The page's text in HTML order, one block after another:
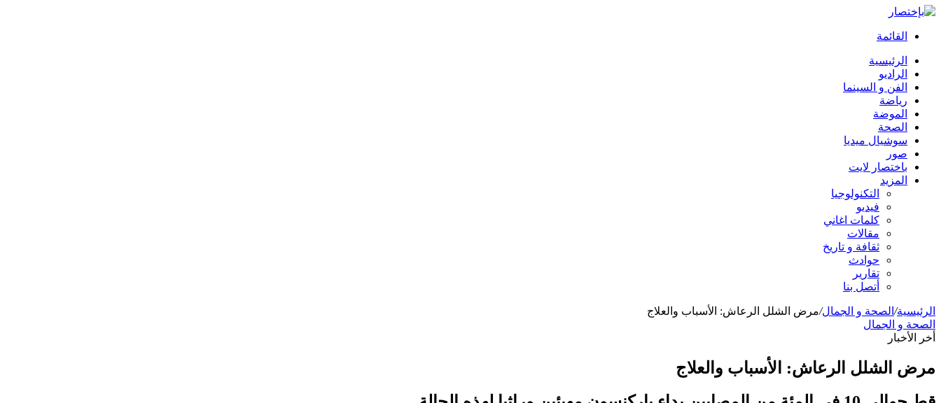
القائمة
الرئيسية
الراديو
الفن و السينما
رياضة
الموضة
الصحة
سوشيال ميديا
صور
باختصار لايت
المزيد
التكنولوجيا
فيديو
كلمات اغاني
مقالات
ثقافة و تاريخ
حوادث
تقارير
أتصل بنا
الرئيسية/ الصحة و الجمال/مرض الشلل الرعاش: الأسباب والعلاج
الصحة و الجمال
أخر الأخبار
مرض الشلل الرعاش: الأسباب والعلاج